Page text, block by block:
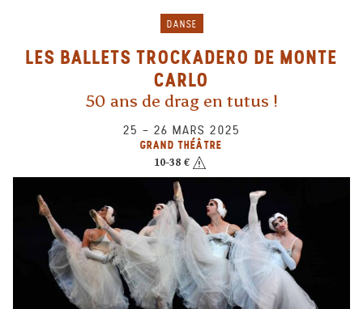
DANSE
LES BALLETS TROCKADERO DE MONTE
CARLO
50 ans de drag en tutus !
25 – 26 MARS 2025
GRAND THÉÂTRE
10-38 €